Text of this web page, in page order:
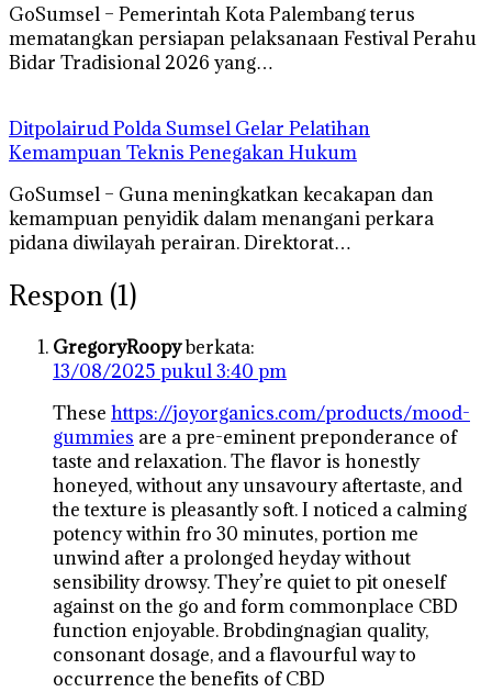
GoSumsel – Pemerintah Kota Palembang terus
mematangkan persiapan pelaksanaan Festival Perahu
Bidar Tradisional 2026 yang…
Ditpolairud Polda Sumsel Gelar Pelatihan
Kemampuan Teknis Penegakan Hukum
GoSumsel – Guna meningkatkan kecakapan dan
kemampuan penyidik dalam menangani perkara
pidana diwilayah perairan. Direktorat…
Respon (1)
GregoryRoopyberkata:
13/08/2025 pukul 3:40 pm
These https://joyorganics.com/products/mood-
gummies are a pre-eminent preponderance of
taste and relaxation. The flavor is honestly
honeyed, without any unsavoury aftertaste, and
the texture is pleasantly soft. I noticed a calming
potency within fro 30 minutes, portion me
unwind after a prolonged heyday without
sensibility drowsy. They’re quiet to pit oneself
against on the go and form commonplace CBD
function enjoyable. Brobdingnagian quality,
consonant dosage, and a flavourful way to
occurrence the benefits of CBD